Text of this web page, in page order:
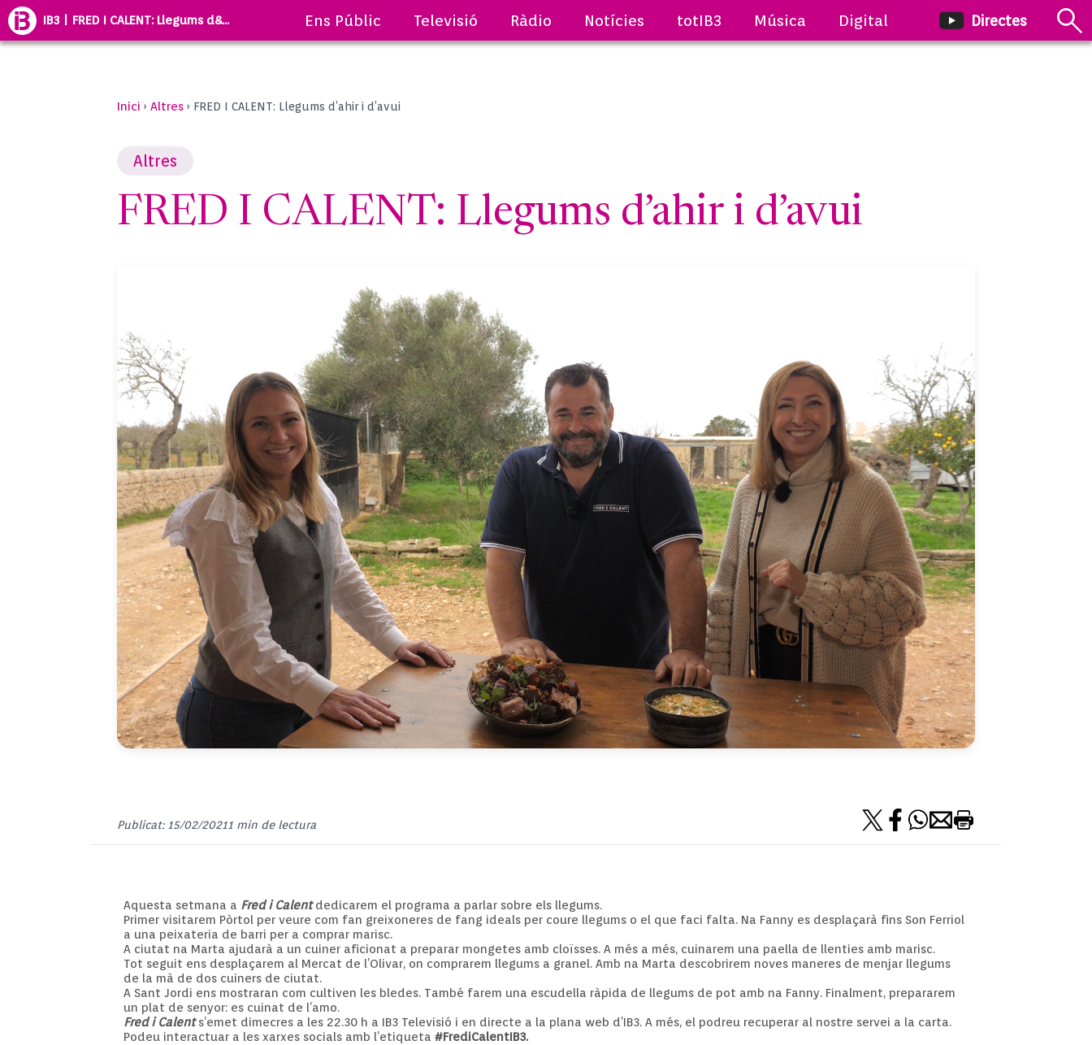
IB3 | FRED I CALENT: Llegums d&... Ens Públic Televisió Ràdio Notícies totIB3 Música Digital Directes
Inici › Altres › FRED I CALENT: Llegums d’ahir i d’avui
Altres
FRED I CALENT: Llegums d’ahir i d’avui
Publicat: 15/02/20211 min de lectura
Aquesta setmana a Fred i Calentdedicarem el programa a parlar sobre els llegums.
Primer visitarem Pòrtol per veure com fan greixoneres de fang ideals per coure llegums o el que faci falta. Na Fanny es desplaçarà fins Son Ferriol
a una peixateria de barri per a comprar marisc.
A ciutat na Marta ajudarà a un cuiner aficionat a preparar mongetes amb cloïsses. A més a més, cuinarem una paella de llenties amb marisc.
Tot seguit ens desplaçarem al Mercat de l’Olivar, on comprarem llegums a granel. Amb na Marta descobrirem noves maneres de menjar llegums
de la mà de dos cuiners de ciutat.
A Sant Jordi ens mostraran com cultiven les bledes. També farem una escudella ràpida de llegums de pot amb na Fanny. Finalment, prepararem
un plat de senyor: es cuinat de l’amo.
Fred i Calents’emet dimecres a les 22.30 h a IB3 Televisió i en directe a la plana web d’IB3. A més, el podreu recuperar al nostre servei a la carta.
Podeu interactuar a les xarxes socials amb l’etiqueta #FrediCalentIB3.